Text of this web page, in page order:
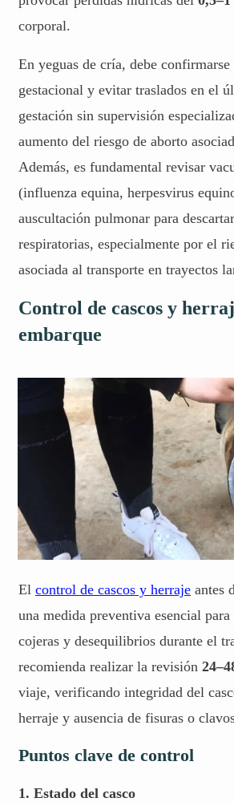
corporal.
En yeguas de cría, debe confirmarse
gestacional y evitar traslados en el
gestación sin supervisión
aumento del riesgo de aborto
Además, es fundamental revisar
(influenza equina, herpesvirus
auscultación pulmonar para
respiratorias, especialmente por el
asociada al transporte en trayectos
Control de cascos y
embarque
El control de cascos y herraje antes
una medida preventiva esencial
cojeras y desequilibrios durante el
recomienda realizar la revisión
viaje, verificando integridad del
herraje y ausencia de fisuras o
Puntos clave de control
1. Estado del casco